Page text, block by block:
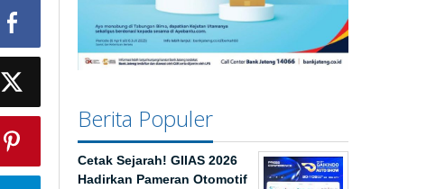
Berita Populer
Cetak Sejarah! GIIAS 2026
Hadirkan Pameran Otomotif